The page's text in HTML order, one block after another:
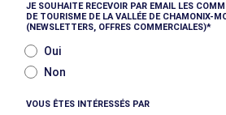
JE SOUHAITE RECEVOIR PAR EMAIL LES
DE TOURISME DE LA VALLÉE DE CHAMONIX-
(NEWSLETTERS, OFFRES COMMERCIALES)
Oui
Non
VOUS ÊTES INTÉRESSÉS PAR